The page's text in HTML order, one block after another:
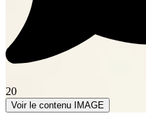
20
Voir le contenu IMAGE